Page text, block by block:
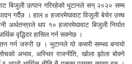
बिजुली उत्पान गरिरहेको भुटानले सन् २०२० सम्म
गर्दैछ । हाल ४ हजारमेघावाट विजुली बेचेर उच्च
अर्थतन्त्रले थप १० हजारमेघावाट बिजुली निर्यात
वृद्धिदर हासिल गर्न सक्नेछ ।
गर्न जरुरी छ । भुटानले यो कसरी सम्भव बनायो
अभाव, अस्थिर राजनीति, खोला झोला बोक्ने